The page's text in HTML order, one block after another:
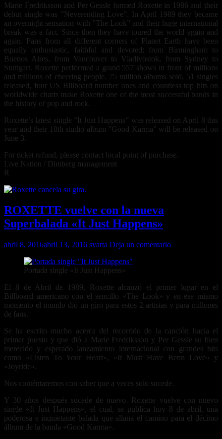
Marie Fredriksson and Per Gessle formed Roxette in 1986 and their
debut single was ”Neverending Love”. In April 1989 they became
an overnight sensation with ”The Look” and their huge international
break was a fact. Since then they have toured the world again and
again. Fans from all different corners of Planet Earth have been
equally enthusiastic, faithful and devoted; from Birmingham to
Buenos Aires, from Vancouver to Vladivostok, from Sydney to
Stuttgart. Roxette performed a grand 557 shows in front of millions
and millions of cheering people. 75 million albums sold, 51 singles
released, four US Billboard number ones and countless top hits on
worldwide charts make Roxette one of the most successful bands in
the history of pop and rock.
Roxette’s latest single ”It Just Happens” was released on April 8 this
year and their 10th studio album ”Good Karma” will be released on
June 3.
For ticket refund, please contact local point of purchase.
Live Nation / Dimberg management
R
ROXETTE vuelve con la nueva
Superbalada «It Just Happens»
abril 8, 2016abril 13, 2016 svarta Deja un comentario
Portada single «It Just Happens»
El 8 de Abril de 1989, Roxette alcanzó el primer lugar en el
Billboard americano con el sencillo «The Look» y en ese mismo
momento el mundo dió un giro para estos 2 artistas y para millones
de fans.
Se ha escrito mucho acerca del recorrido de la canción hacia el
primer puesto y que dió a Marie Fredriksson y Per Gessle su bien
merecido y esperado lanzamiento internacional con grandes hits
como «Listen To Your Heart», «It Must Have Benn Love» y
«Joyride».
Nos conténtaremos con saber que a veces solo sucede.
Y 30 años después sucede de nuevo. Roxette vuelve con nuevo
single «It Just Happens», el cual, se publica hoy 8 de abril, una
poderosa e inquietante balada que allana el camino para el décimo
álbum de la banda «Good Karma».